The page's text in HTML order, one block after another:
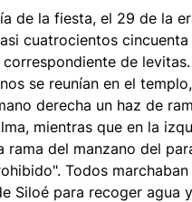
de la fiesta, el 29 de la
cuatrocientos
correspondiente de
se reunían en el
derecha un haz de
mientras que en la
rama del manzano del
Todos marchaban
Siloé para recoger agua